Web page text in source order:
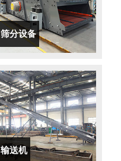
筛分设备
输送机